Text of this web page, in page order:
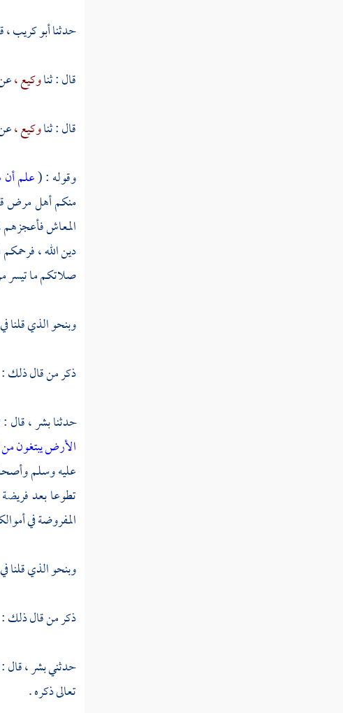
حدثناأبو كريب ،
قال : ثناوكيع ،
قال : ثناوكيع ،
وقوله : (علم
منكم أهل مرض
المعاش فأعجزهم
دين الله ،
صلاتكم ما تيسر
وبنحو الذي قلنا
ذكر من قال ذلك :
حدثنابشر ،قال :
الأرض يبتغون من
عليه وسلم
تطوعا بعد
المفروضة في
وبنحو الذي قلنا
ذكر من قال ذلك :
حدثنيبشر ،قال
تعالى ذكره .